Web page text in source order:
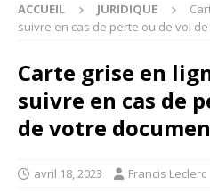
ACCUEIL JURIDIQUE
suivre en cas de perte ou de vol
Carte grise en
suivre en cas de
de votre
avril 18, 2023 Francis Leclerc